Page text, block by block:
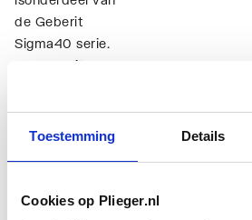
Toestemming Details
Cookies op Plieger.nl
de Geberit
Sigma40 serie.
De Geberit
bedieningsplaten
hebben een
Dezeer dunne
Toon meer